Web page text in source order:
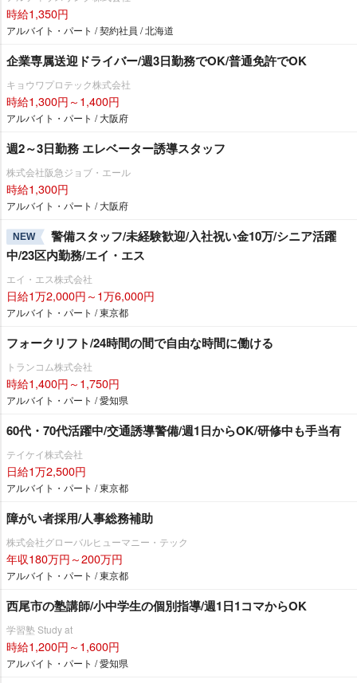
時給1,350円
アルバイト・パート / 契約社員 / 北海道
企業専属送迎ドライバー/週3日勤務でOK/普通免許でOK
キョウワプロテック株式会社
時給1,300円～1,400円
アルバイト・パート / 大阪府
週2～3日勤務 エレベーター誘導スタッフ
株式会社阪急ジョブ・エール
時給1,300円
アルバイト・パート / 大阪府
NEW
警備スタッフ/未経験歓迎/入社祝い金10万/シニア活躍
中/23区内勤務/エイ・エス
エイ・エス株式会社
日給1万2,000円～1万6,000円
アルバイト・パート / 東京都
フォークリフト/24時間の間で自由な時間に働ける
トランコム株式会社
時給1,400円～1,750円
アルバイト・パート / 愛知県
60代・70代活躍中/交通誘導警備/週1日からOK/研修中も手当有
テイケイ株式会社
日給1万2,500円
アルバイト・パート / 東京都
障がい者採用/人事総務補助
株式会社グローバルヒューマニー・テック
年収180万円～200万円
アルバイト・パート / 東京都
西尾市の塾講師/小中学生の個別指導/週1日1コマからOK
学習塾 Study at
時給1,200円～1,600円
アルバイト・パート / 愛知県